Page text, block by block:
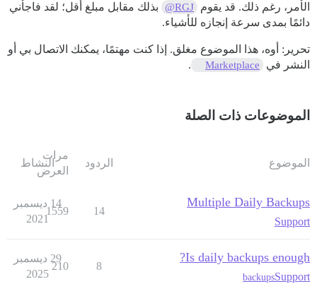
الأمر، رغم ذلك. قد يقوم
@RGJ
بذلك مقابل مبلغ أقل؛ لقد فاجأني
دائمًا بمدى سرعة إنجازه للأشياء.
تحرير: أوه، هذا الموضوع مغلق. إذا كنت مهتمًا، يمكنك الاتصال بي أو
النشر في
Marketplace
.
الموضوعات ذات الصلة
الموضوع الردود
مرات
العرض
النشاط
Multiple Daily Backups
Support
14
1559
14 ديسمبر
2021
Is daily backups enough?
Support
backups
8
210
29 ديسمبر
2025